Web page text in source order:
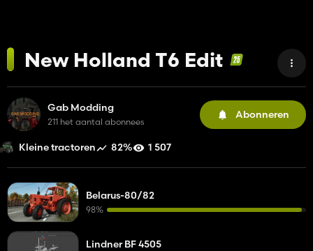
New Holland T6 Edit
Gab Modding
211 het aantal abonnees
Abonneren
Kleine tractoren 82% 1 507
Belarus-80/82
98%
Lindner BF 4505